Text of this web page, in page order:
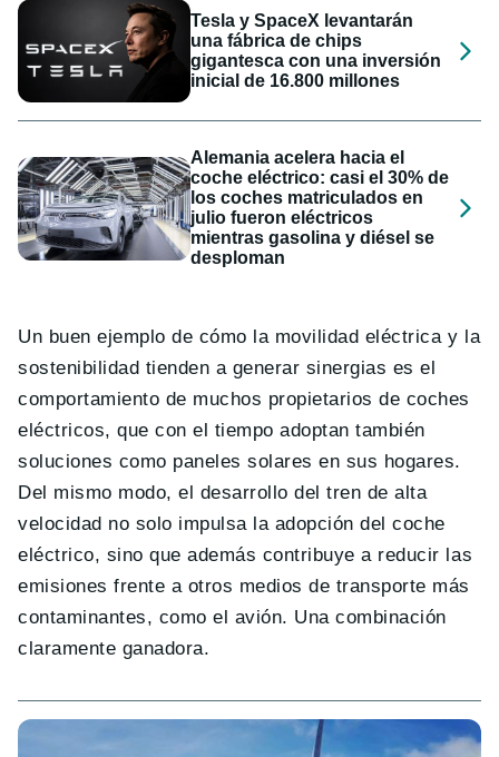
Tesla y SpaceX levantarán
una fábrica de chips
gigantesca con una inversión
inicial de 16.800 millones
Alemania acelera hacia el
coche eléctrico: casi el 30% de
los coches matriculados en
julio fueron eléctricos
mientras gasolina y diésel se
desploman
Un buen ejemplo de cómo la movilidad eléctrica y la
sostenibilidad tienden a generar sinergias es el
comportamiento de muchos propietarios de coches
eléctricos, que con el tiempo adoptan también
soluciones como paneles solares en sus hogares.
Del mismo modo, el desarrollo del tren de alta
velocidad no solo impulsa la adopción del coche
eléctrico, sino que además contribuye a reducir las
emisiones frente a otros medios de transporte más
contaminantes, como el avión. Una combinación
claramente ganadora.